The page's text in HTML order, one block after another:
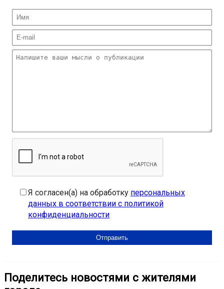
Я согласен(а) на обработку персональных
данных в соответствии с политикой
конфиденциальности
Поделитесь новостями с жителями